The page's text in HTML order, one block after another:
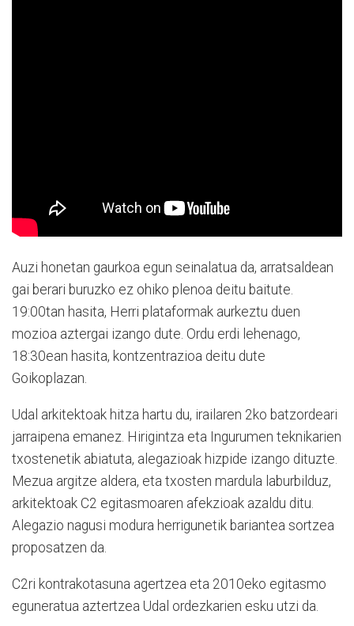
Auzi honetan gaurkoa egun seinalatua da, arratsaldean
gai berari buruzko ez ohiko plenoa deitu baitute.
19:00tan hasita, Herri plataformak aurkeztu duen
mozioa aztergai izango dute. Ordu erdi lehenago,
18:30ean hasita, kontzentrazioa deitu dute
Goikoplazan.
Udal arkitektoak hitza hartu du, irailaren 2ko batzordeari
jarraipena emanez. Hirigintza eta Ingurumen teknikarien
txostenetik abiatuta, alegazioak hizpide izango dituzte.
Mezua argitze aldera, eta txosten mardula laburbilduz,
arkitektoak C2 egitasmoaren afekzioak azaldu ditu.
Alegazio nagusi modura herrigunetik bariantea sortzea
proposatzen da.
C2ri kontrakotasuna agertzea eta 2010eko egitasmo
eguneratua aztertzea Udal ordezkarien esku utzi da.